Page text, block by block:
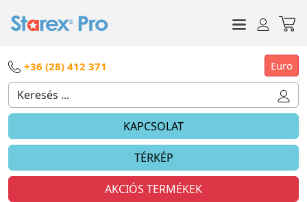
+36 (28) 412 371 Euro
KAPCSOLAT
TÉRKÉP
AKCIÓS TERMÉKEK